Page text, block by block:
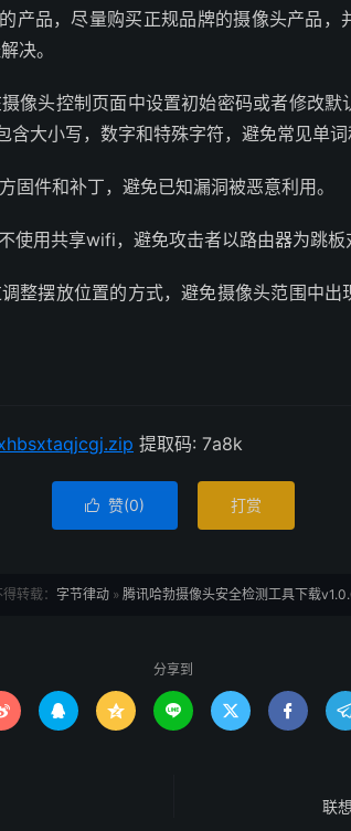
产品，尽量购买正规品牌的摄像头产品
决。
像头控制页面中设置初始密码或者修改
大小写，数字和特殊字符，避免常见单词
固件和补丁，避免已知漏洞被恶意利用。
使用共享wifi，避免攻击者以路由器为跳板
整摆放位置的方式，避免摄像头范围中
提取码: 7a8k
 赞(0) 打赏
转载： 字节律动» 腾讯哈勃摄像头安全检测工具下载
分享到
    
联